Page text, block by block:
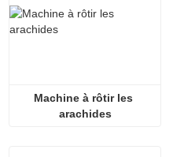
Machine à rôtir les
arachides